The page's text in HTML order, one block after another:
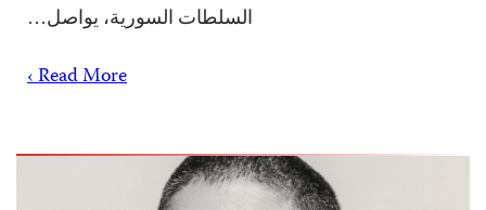
السلطات السورية، يواصل…
Read More ›